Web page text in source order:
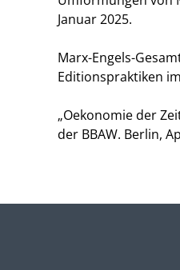
Januar 2025.
Marx-Engels-
Editionspraktiken
„Oekonomie der
der BBAW. Berlin,